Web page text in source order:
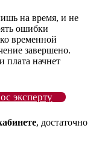
на время, и не
ошибки
временной
завершено.
плата начнет
эксперту
, достаточно